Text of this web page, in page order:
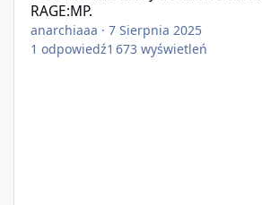
RAGE:MP.
anarchiaaa ·7 Sierpnia 2025
1 odpowiedź1 673 wyświetleń